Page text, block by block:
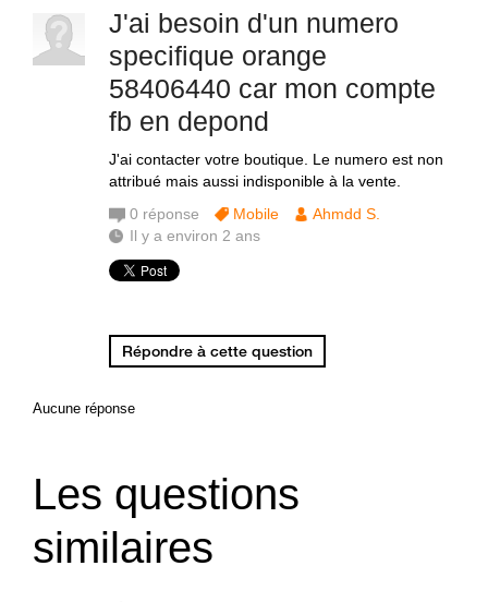
J'ai besoin d'un numero
specifique orange
58406440 car mon compte
fb en depond
J'ai contacter votre boutique. Le numero est non
attribué mais aussi indisponible à la vente.
0 réponse Mobile
Ahmdd S.
Il y a environ 2 ans
Répondre à cette question
Aucune réponse
Les questions
similaires